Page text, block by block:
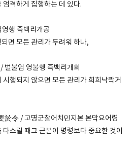
격하게 집행하는 데 있다.
행 즉백리개공
면 모든 관리가 두려워 하나,
불엄 영불행 즉백리개희
행되지 않으면 모든 관리가 희희낙락거
令 / 고명군찰어치민지본 본막요어령
스릴 때그 근본이 명령보다 중요한 것이